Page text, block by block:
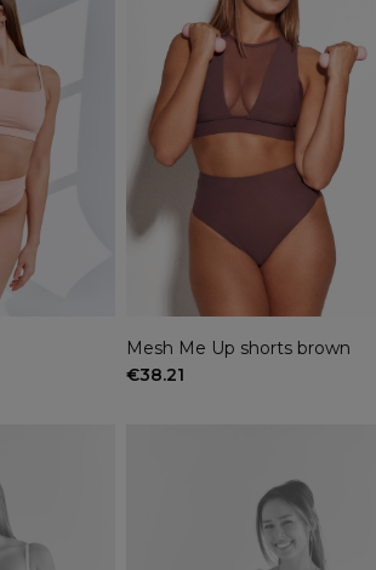
Mesh Me Up shorts brown
€38.21